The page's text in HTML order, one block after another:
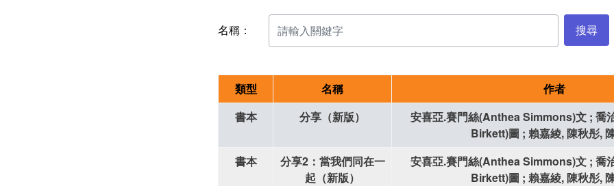
名稱：
類型 名稱
作者
書本
分享（新版）
安喜亞.賽門絲(Anthea Simmons)文 ; 喬
Birkett)圖 ; 賴嘉綾, 陳秋彤,
書本
分享2：當我們同在一
起（新版）
安喜亞.賽門絲(Anthea Simmons)文 ; 喬
Birkett)圖 ; 賴嘉綾, 陳秋彤,